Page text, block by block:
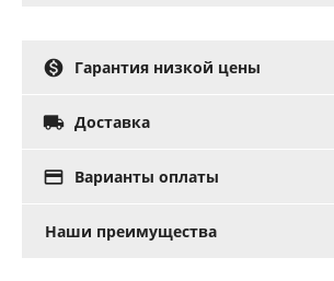
 Гарантия низкой цены
 Доставка
 Варианты оплаты
Наши преимущества